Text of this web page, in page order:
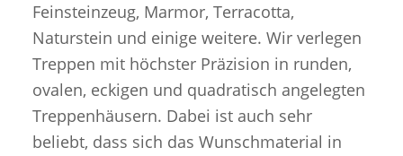
Feinsteinzeug, Marmor, Terracotta,
Naturstein und einige weitere. Wir verlegen
Treppen mit höchster Präzision in runden,
ovalen, eckigen und quadratisch angelegten
Treppenhäusern. Dabei ist auch sehr
beliebt, dass sich das Wunschmaterial in